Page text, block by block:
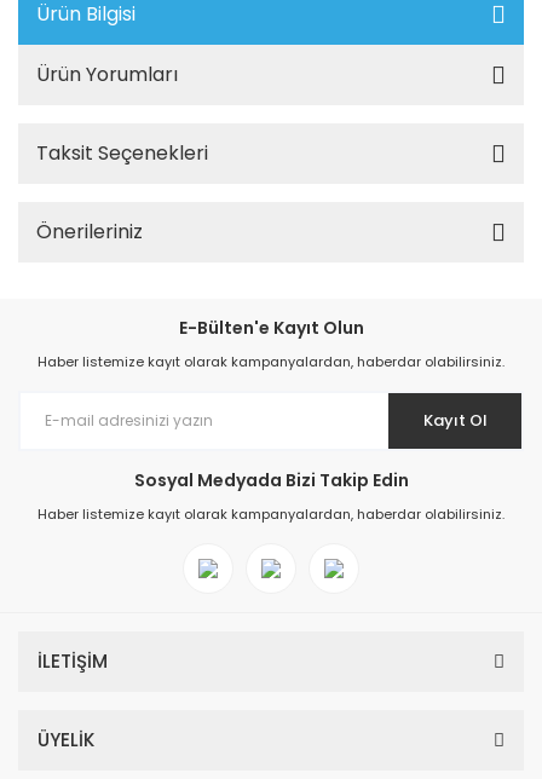
Ürün Bilgisi
Ürün Yorumları
Taksit Seçenekleri
Önerileriniz
E-Bülten'e Kayıt Olun
Haber listemize kayıt olarak kampanyalardan, haberdar olabilirsiniz.
Kayıt Ol
Sosyal Medyada Bizi Takip Edin
Haber listemize kayıt olarak kampanyalardan, haberdar olabilirsiniz.
İLETİŞİM
ÜYELİK